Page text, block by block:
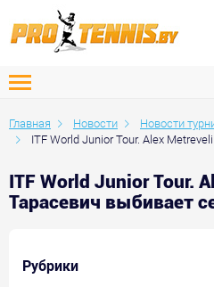
Главная Новости
Новости
ITF World Junior Tour. Alex
ITF World Junior Tour.
Тарасевич выбивает
Рубрики